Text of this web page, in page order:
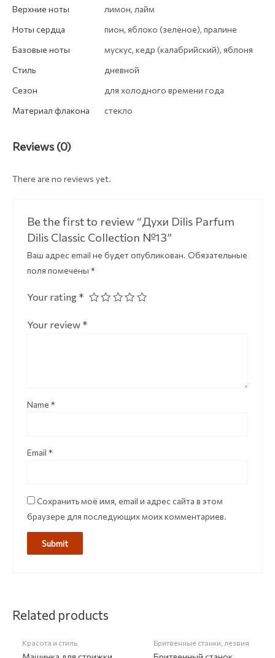
Верхние ноты
лимон, лайм
Ноты сердца
пион, яблоко (зелёное), пралине
Базовые ноты
мускус, кедр (калабрийский), яблоня
Стиль
дневной
Сезон
для холодного времени года
Материал флакона
стекло
Reviews (0)
There are no reviews yet.
Be the first to review “Духи Dilis Parfum
Dilis Classic Collection №13”
Ваш адрес email не будет опубликован. Обязательные
поля помечены *
Your rating *
Your review *
Name *
Email *
Сохранить моё имя, email и адрес сайта в этом
браузере для последующих моих комментариев.
Related products
Красота и стиль Бритвенные станки, лезвия